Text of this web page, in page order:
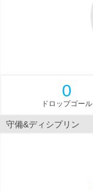
0
ドロップゴール
守備&ディシプリン